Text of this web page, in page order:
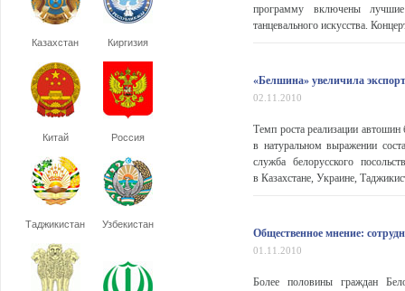
Казахстан Киргизия
Китай Россия
Таджикистан Узбекистан
программу включены лучшие
танцевального искусства.
«Белшина» увеличила
02.11.2010
Темп роста реализации
в натуральном выражении
служба белорусского
в Казахстане, Украине,
Общественное мнение:
01.11.2010
Более половины граждан